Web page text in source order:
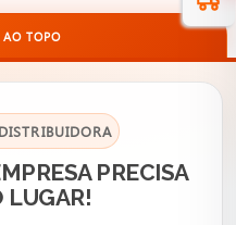
AO TOPO
PRECISA
LUGAR!